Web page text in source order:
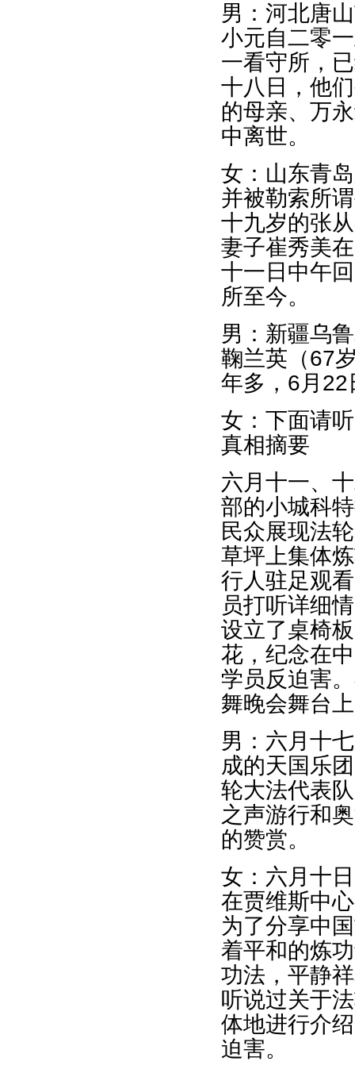
男：河北唐
小元自二零
一看守所，
十八日，他
的母亲、万
中离世。
女：山东青
并被勒索所
十九岁的张
妻子崔秀美
十一日中午
所至今。
男：新疆乌
鞠兰英（67
年多，6月22
女：下面请
真相摘要
六月十一、
部的小城科
民众展现法
草坪上集体
行人驻足观
员打听详细
设立了桌椅
花，纪念在
学员反迫害
舞晚会舞台
男：六月十
成的天国乐
轮大法代表
之声游行和
的赞赏。
女：六月十
在贾维斯中
为了分享中
着平和的炼
功法，平静
听说过关于
体地进行介
迫害。